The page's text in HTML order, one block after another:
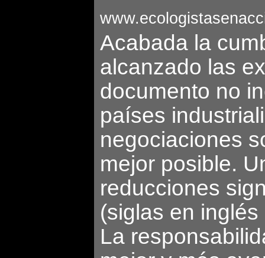
Acabada la
alcanzado las
documento no
países
negociaciones
mejor posible.
reducciones
(siglas en
La